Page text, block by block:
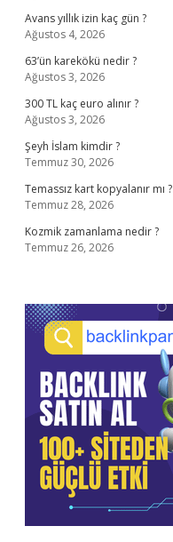
Avans yıllık izin kaç gün ?
Ağustos 4, 2026
63’ün karekökü nedir ?
Ağustos 3, 2026
300 TL kaç euro alınır ?
Ağustos 3, 2026
Şeyh İslam kimdir ?
Temmuz 30, 2026
Temassız kart kopyalanır mı ?
Temmuz 28, 2026
Kozmik zamanlama nedir ?
Temmuz 26, 2026